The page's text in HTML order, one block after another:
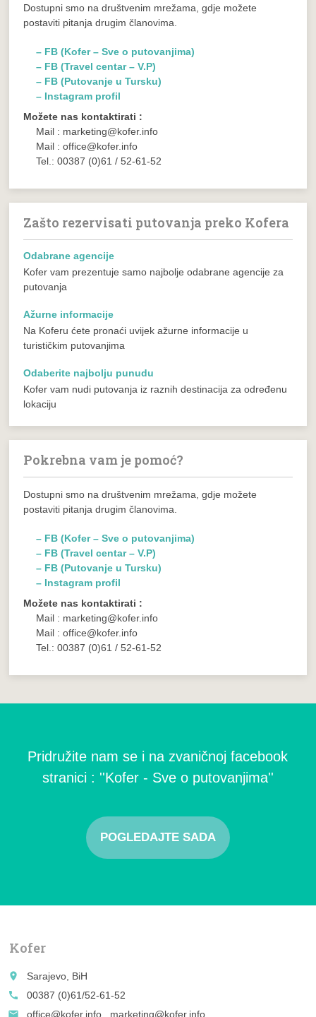
Dostupni smo na društvenim mrežama, gdje možete
postaviti pitanja drugim članovima.
– FB (Kofer – Sve o putovanjima)
– FB (Travel centar – V.P)
– FB (Putovanje u Tursku)
– Instagram profil
Možete nas kontaktirati :
Mail : marketing@kofer.info
Mail : office@kofer.info
Tel.: 00387 (0)61 / 52-61-52
Zašto rezervisati putovanja preko Kofera
Odabrane agencije
Kofer vam prezentuje samo najbolje odabrane agencije za
putovanja
Ažurne informacije
Na Koferu ćete pronaći uvijek ažurne informacije u
turističkim putovanjima
Odaberite najbolju punudu
Kofer vam nudi putovanja iz raznih destinacija za određenu
lokaciju
Pokrebna vam je pomoć?
Dostupni smo na društvenim mrežama, gdje možete
postaviti pitanja drugim članovima.
– FB (Kofer – Sve o putovanjima)
– FB (Travel centar – V.P)
– FB (Putovanje u Tursku)
– Instagram profil
Možete nas kontaktirati :
Mail : marketing@kofer.info
Mail : office@kofer.info
Tel.: 00387 (0)61 / 52-61-52
Pridružite nam se i na zvaničnoj facebook
stranici : ''Kofer - Sve o putovanjima''
POGLEDAJTE SADA
Kofer
place
Sarajevo, BiH
call
00387 (0)61/52-61-52
email
office@kofer.info , marketing@kofer.info